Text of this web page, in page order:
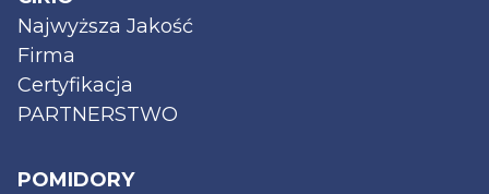
Najwyższa Jakość
Firma
Certyfikacja
PARTNERSTWO
POMIDORY